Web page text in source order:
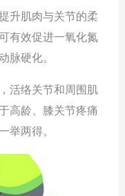
升肌肉与关节的柔
有效促进一氧化氮
脉硬化。
活络关节和周围肌
高龄、膝关节疼痛
举两得。